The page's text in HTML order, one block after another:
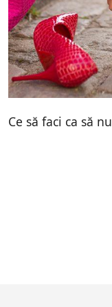
Ce să faci ca să